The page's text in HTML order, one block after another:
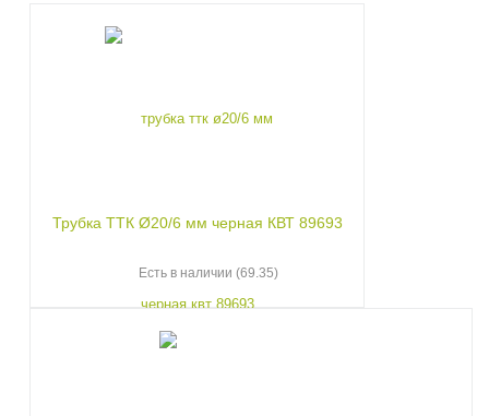
Трубка ТТК Ø20/6 мм черная КВТ 89693
Есть в наличии (69.35)